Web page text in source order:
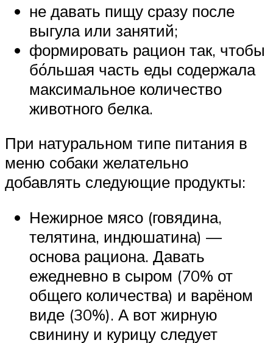
не давать пищу сразу после
выгула или занятий;
формировать рацион так, чтобы
бо́льшая часть еды содержала
максимальное количество
животного белка.
При натуральном типе питания в
меню собаки желательно
добавлять следующие продукты:
Нежирное мясо (говядина,
телятина, индюшатина) —
основа рациона. Давать
ежедневно в сыром (70% от
общего количества) и варёном
виде (30%). А вот жирную
свинину и курицу следует